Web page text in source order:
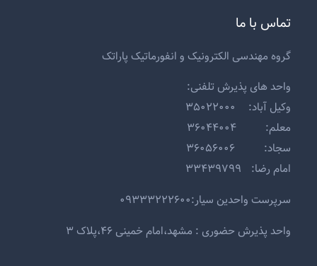
تماس با ما
گروه مهندسی الکترونیک و انفورماتیک پاراتک
واحد های پذیرش تلفنی:
وکیل آباد: ۳۵۰۲۲۰۰۰
معلم: ۳۶۰۴۴۰۰۴
سجاد: ۳۶۰۵۶۰۰۶
امام رضا: ۳۳۴۳۹۷۹۹
سرپرست واحدین سیار:۰۹۳۳۳۲۲۲۶۰۰
واحد پذیرش حضوری : مشهد،امام خمینی ۴۶،پلاک ۳